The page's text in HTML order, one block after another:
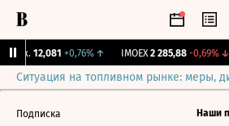
Бирж. 12,081 +0,76%↑ IMOEX 2 285,88 -0,69%↓
Ситуация на топливном рынке: меры,
Подписка Наши